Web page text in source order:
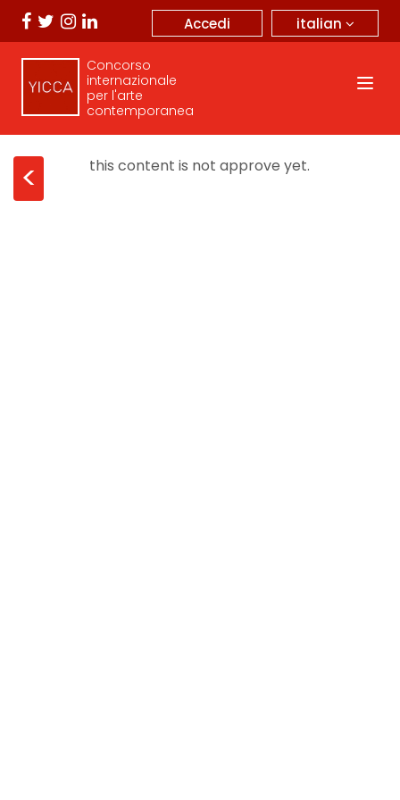
italian
Accedi
Concorso
internazionale
per l'arte
contemporanea
< this content is not approve yet.